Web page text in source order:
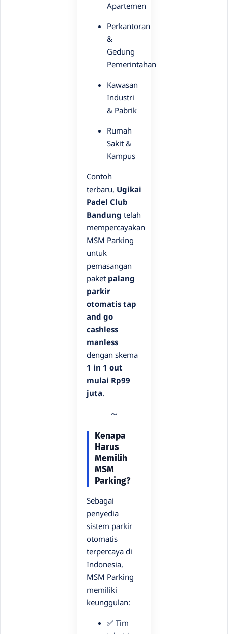
Apartemen
Perkantoran
&
Gedung
Pemerintahan
Kawasan
Industri
& Pabrik
Rumah
Sakit &
Kampus
Contoh
terbaru, Ugikai
Padel Club
Bandung telah
mempercayakan
MSM Parking
untuk
pemasangan
paket palang
parkir
otomatis tap
and go
cashless
manless
dengan skema
1 in 1 out
mulai Rp99
juta.
Kenapa
Harus
Memilih
MSM
Parking?
Sebagai
penyedia
sistem parkir
otomatis
terpercaya di
Indonesia,
MSM Parking
memiliki
keunggulan:
✅ Tim